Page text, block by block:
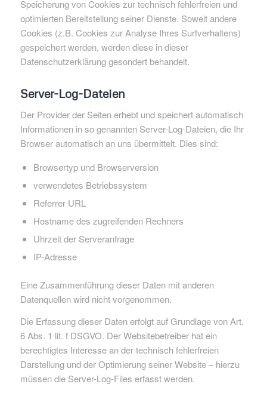
Speicherung von Cookies zur technisch fehlerfreien und
optimierten Bereitstellung seiner Dienste. Soweit andere
Cookies (z.B. Cookies zur Analyse Ihres Surfverhaltens)
gespeichert werden, werden diese in dieser
Datenschutzerklärung gesondert behandelt.
Server-Log-Dateien
Der Provider der Seiten erhebt und speichert automatisch
Informationen in so genannten Server-Log-Dateien, die Ihr
Browser automatisch an uns übermittelt. Dies sind:
Browsertyp und Browserversion
verwendetes Betriebssystem
Referrer URL
Hostname des zugreifenden Rechners
Uhrzeit der Serveranfrage
IP-Adresse
Eine Zusammenführung dieser Daten mit anderen
Datenquellen wird nicht vorgenommen.
Die Erfassung dieser Daten erfolgt auf Grundlage von Art.
6 Abs. 1 lit. f DSGVO. Der Websitebetreiber hat ein
berechtigtes Interesse an der technisch fehlerfreien
Darstellung und der Optimierung seiner Website – hierzu
müssen die Server-Log-Files erfasst werden.